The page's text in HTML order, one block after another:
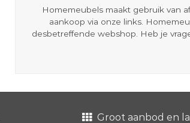
Homemeubels maakt gebruik van
aankoop via onze links.
desbetreffende webshop. Heb je
Groot aanbod en